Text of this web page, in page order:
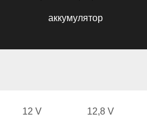
аккумулятор
12 V 12,8 V